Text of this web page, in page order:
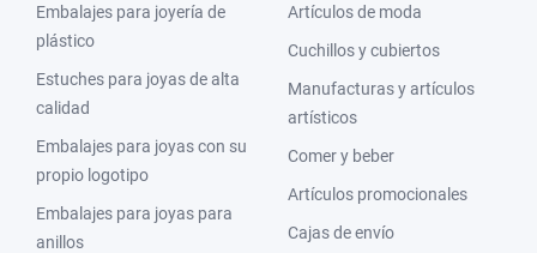
Embalajes para joyería de
plástico
Estuches para joyas de alta
calidad
Embalajes para joyas con su
propio logotipo
Embalajes para joyas para
anillos
Artículos de moda
Cuchillos y cubiertos
Manufacturas y artículos
artísticos
Comer y beber
Artículos promocionales
Cajas de envío